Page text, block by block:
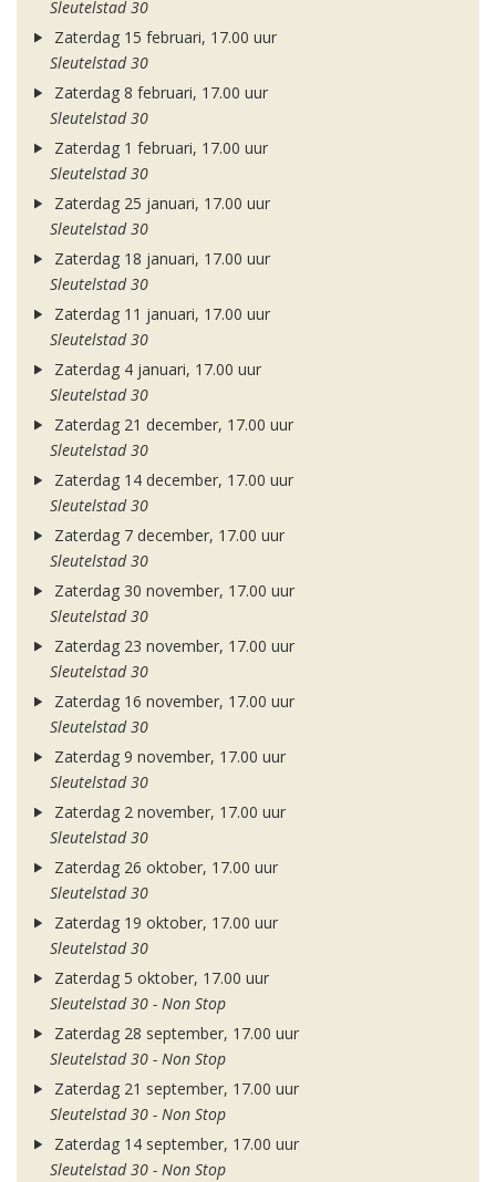
Sleutelstad 30
Zaterdag 15 februari, 17.00 uur
Sleutelstad 30
Zaterdag 8 februari, 17.00 uur
Sleutelstad 30
Zaterdag 1 februari, 17.00 uur
Sleutelstad 30
Zaterdag 25 januari, 17.00 uur
Sleutelstad 30
Zaterdag 18 januari, 17.00 uur
Sleutelstad 30
Zaterdag 11 januari, 17.00 uur
Sleutelstad 30
Zaterdag 4 januari, 17.00 uur
Sleutelstad 30
Zaterdag 21 december, 17.00 uur
Sleutelstad 30
Zaterdag 14 december, 17.00 uur
Sleutelstad 30
Zaterdag 7 december, 17.00 uur
Sleutelstad 30
Zaterdag 30 november, 17.00 uur
Sleutelstad 30
Zaterdag 23 november, 17.00 uur
Sleutelstad 30
Zaterdag 16 november, 17.00 uur
Sleutelstad 30
Zaterdag 9 november, 17.00 uur
Sleutelstad 30
Zaterdag 2 november, 17.00 uur
Sleutelstad 30
Zaterdag 26 oktober, 17.00 uur
Sleutelstad 30
Zaterdag 19 oktober, 17.00 uur
Sleutelstad 30
Zaterdag 5 oktober, 17.00 uur
Sleutelstad 30 - Non Stop
Zaterdag 28 september, 17.00 uur
Sleutelstad 30 - Non Stop
Zaterdag 21 september, 17.00 uur
Sleutelstad 30 - Non Stop
Zaterdag 14 september, 17.00 uur
Sleutelstad 30 - Non Stop